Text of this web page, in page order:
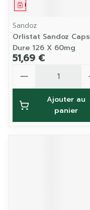
Médicament
Sandoz
Orlistat Sandoz Caps
Dure 126 X 60mg
51,69 €
Ajouter au
panier